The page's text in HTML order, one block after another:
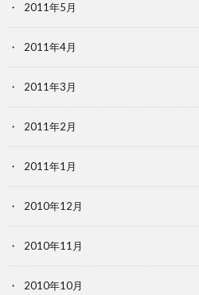
2011年5月
2011年4月
2011年3月
2011年2月
2011年1月
2010年12月
2010年11月
2010年10月